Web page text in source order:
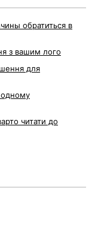
обратиться в
з вашим лого
для
одному
читати до